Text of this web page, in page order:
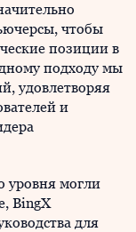
чтобы
позиции в
подходу мы
удовлетворяя
и
уровня могли
BingX
для